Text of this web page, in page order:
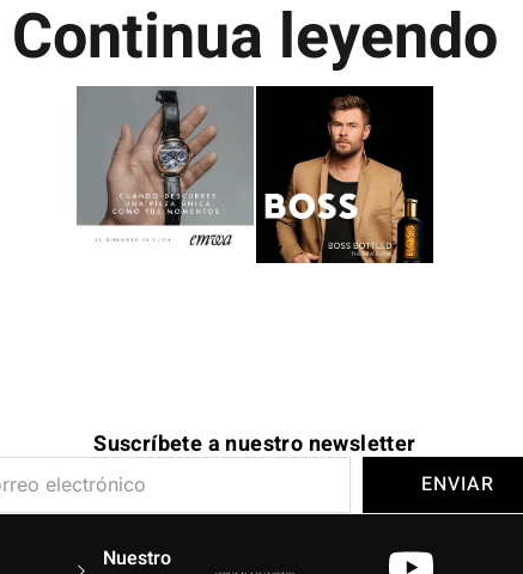
Continua leyendo
Suscríbete a nuestro newsletter
ENVIAR
Nuestro